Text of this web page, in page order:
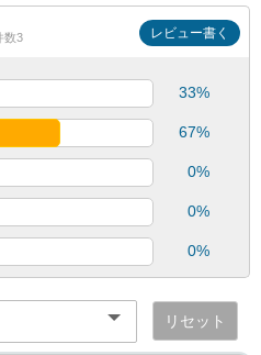
数3 レビュー書く
33%
67%
0%
0%
0%
リセット